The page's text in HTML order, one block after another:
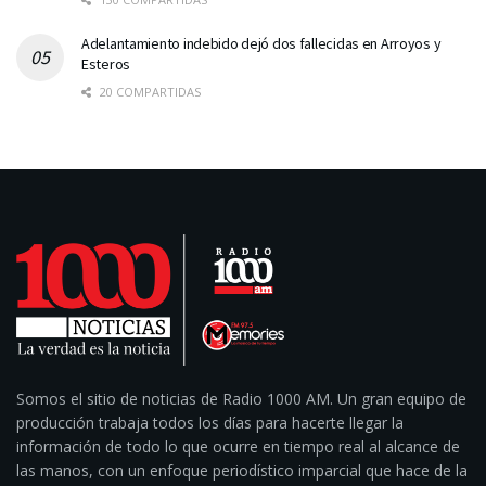
Adelantamiento indebido dejó dos fallecidas en Arroyos y
Esteros
20 COMPARTIDAS
Somos el sitio de noticias de Radio 1000 AM. Un gran equipo de
producción trabaja todos los días para hacerte llegar la
información de todo lo que ocurre en tiempo real al alcance de
las manos, con un enfoque periodístico imparcial que hace de la